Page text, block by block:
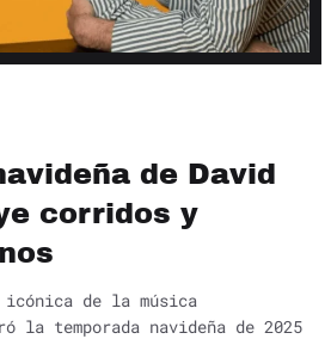
de David
corridos y
de la música
la temporada navideña de 2025